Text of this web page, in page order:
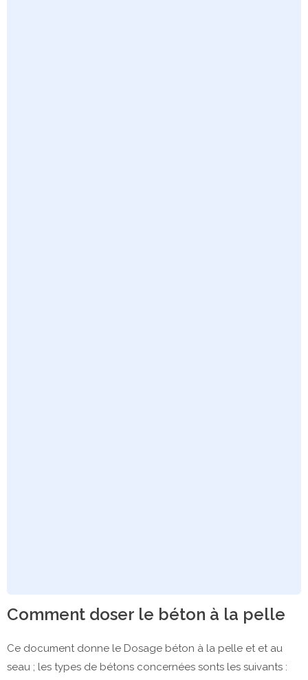
Comment doser le béton à la pelle
Ce document donne le Dosage béton à la pelle et et au
seau ; les types de bétons concernées sonts les suivants :